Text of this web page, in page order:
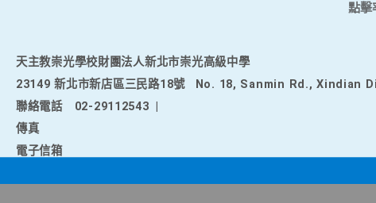
點擊
天主教崇光學校財團法人新北市崇光高級中學
23149 新北市新店區三民路18號
No. 18, Sanmin Rd., Xindian
聯絡電話
02-29112543
傳真
電子信箱